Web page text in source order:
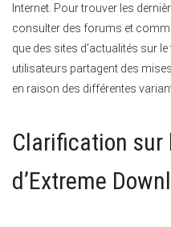
Internet. Pour trouver les
consulter des forums et
que des sites d’actualités sur
utilisateurs partagent des
en raison des différentes
Clarification sur
d’Extreme